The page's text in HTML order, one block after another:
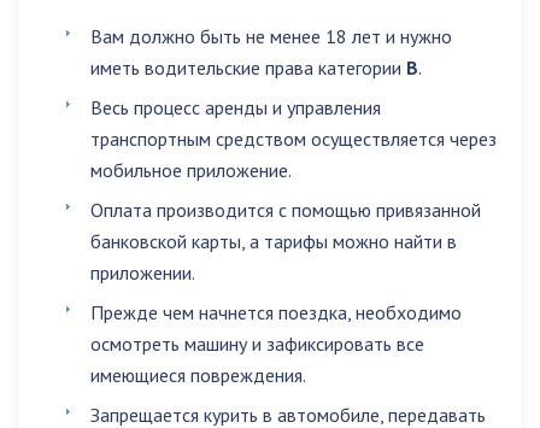
Вам должно быть не менее 18 лет и нужно
иметь водительские права категории B.
Весь процесс аренды и управления
транспортным средством осуществляется через
мобильное приложение.
Оплата производится с помощью привязанной
банковской карты, а тарифы можно найти в
приложении.
Прежде чем начнется поездка, необходимо
осмотреть машину и зафиксировать все
имеющиеся повреждения.
Запрещается курить в автомобиле, передавать